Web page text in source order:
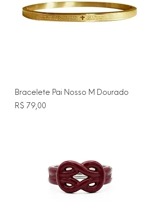
Bracelete Pai Nosso M Dourado
Preço
R$ 79,00